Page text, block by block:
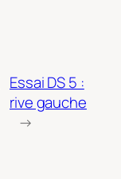
Essai DS 5 :
rive gauche
→